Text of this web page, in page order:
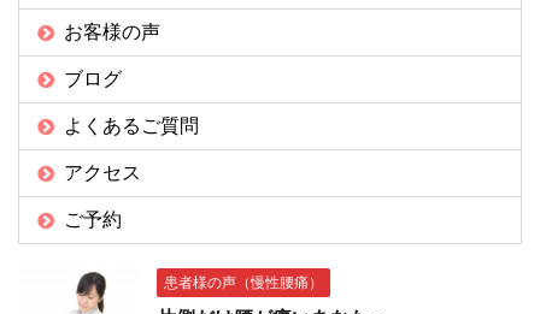
お客様の声
ブログ
よくあるご質問
アクセス
ご予約
患者様の声（慢性腰痛）